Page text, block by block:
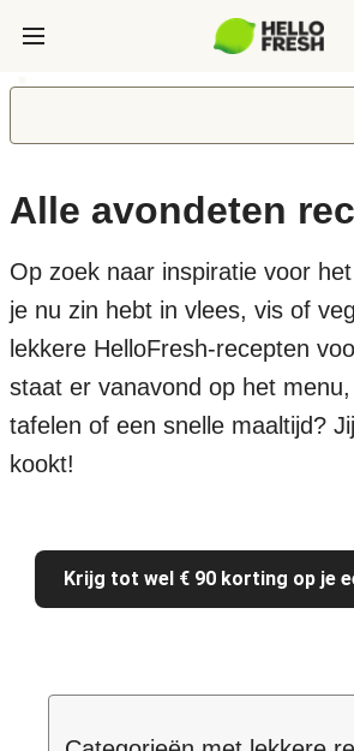
Alle avondeten
Op zoek naar inspiratie voor
je nu zin hebt in vlees, vis of
lekkere HelloFresh-recepten
staat er vanavond op het menu,
tafelen of een snelle maaltijd?
kookt!
Krijg tot wel € 90 korting op je